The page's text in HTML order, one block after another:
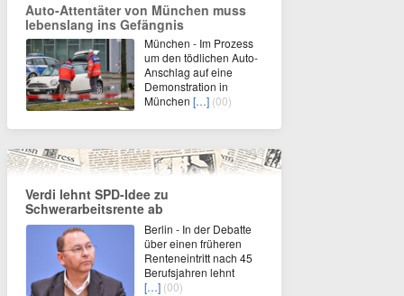
Auto-Attentäter von München muss
lebenslang ins Gefängnis
München - Im Prozess
um den tödlichen Auto-
Anschlag auf eine
Demonstration in
München […] (00)
Verdi lehnt SPD-Idee zu
Schwerarbeitsrente ab
Berlin - In der Debatte
über einen früheren
Renteneintritt nach 45
Berufsjahren lehnt
[…] (00)